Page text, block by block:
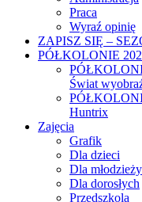
Praca
Wyraź opinię
ZAPISZ SIĘ –
PÓŁKOLONIE
Świat
Huntrix
Zajęcia
Grafik
Dla dzieci
Dla młodzieży
Dla dorosłych
Przedszkola